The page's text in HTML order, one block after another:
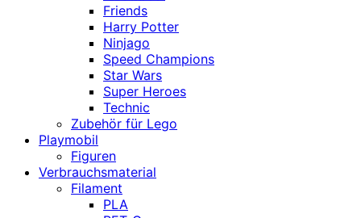
Friends
Harry Potter
Ninjago
Speed Champions
Star Wars
Super Heroes
Technic
Zubehör für Lego
Playmobil
Figuren
Verbrauchsmaterial
Filament
PLA